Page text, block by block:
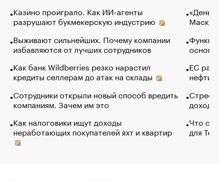
Казино проиграло. Как ИИ-агенты
разрушают букмекерскую индустрию
Выживают сильнейших. Почему компании
избавляются от лучших сотрудников
Как банк Wildberries резко нарастил
кредиты селлерам до атак на склады
Сотрудники открыли новый способ вредить
компаниям. Зачем им это
Как налоговики ищут доходы
неработающих покупателей яхт и квартир
Маск в
основ
ЕС
нефти
Что
для